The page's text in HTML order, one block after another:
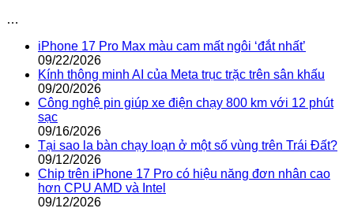
…
iPhone 17 Pro Max màu cam mất ngôi ‘đắt nhất’
09/22/2026
Kính thông minh AI của Meta trục trặc trên sân khấu
09/20/2026
Công nghệ pin giúp xe điện chạy 800 km với 12 phút
sạc
09/16/2026
Tại sao la bàn chạy loạn ở một số vùng trên Trái Đất?
09/12/2026
Chip trên iPhone 17 Pro có hiệu năng đơn nhân cao
hơn CPU AMD và Intel
09/12/2026